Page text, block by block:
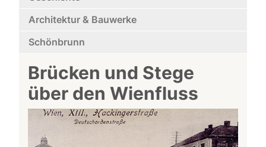
Architektur & Bauwerke
Schönbrunn
Brücken und Stege
über den Wienfluss